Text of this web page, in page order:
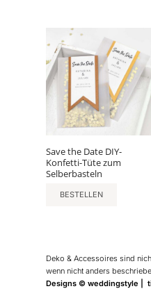
Save the Date DIY-
Konfetti-Tüte zum
Selberbasteln
BESTELLEN
Deko & Accessoires sind
wenn nicht anders
Designs © weddingstyle |